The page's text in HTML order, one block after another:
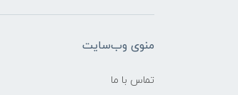
منوی وب‌سایت
تماس با ما